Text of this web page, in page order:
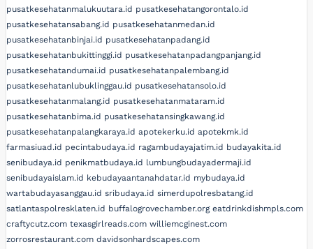
pusatkesehatanmalukuutara.id pusatkesehatangorontalo.id
pusatkesehatansabang.id pusatkesehatanmedan.id
pusatkesehatanbinjai.id pusatkesehatanpadang.id
pusatkesehatanbukittinggi.id pusatkesehatanpadangpanjang.id
pusatkesehatandumai.id pusatkesehatanpalembang.id
pusatkesehatanlubuklinggau.id pusatkesehatansolo.id
pusatkesehatanmalang.id pusatkesehatanmataram.id
pusatkesehatanbima.id pusatkesehatansingkawang.id
pusatkesehatanpalangkaraya.id apotekerku.id apotekmk.id
farmasiuad.id pecintabudaya.id ragambudayajatim.id budayakita.id
senibudaya.id penikmatbudaya.id lumbungbudayadermaji.id
senibudayaislam.id kebudayaantanahdatar.id mybudaya.id
wartabudayasanggau.id sribudaya.id simerdupolresbatang.id
satlantaspolresklaten.id buffalogrovechamber.org eatdrinkdishmpls.com
craftycutz.com texasgirlreads.com williemcginest.com
zorrosrestaurant.com davidsonhardscapes.com